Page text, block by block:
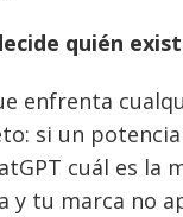
quién
enfrenta
si un
cuál es la
y tu marca no